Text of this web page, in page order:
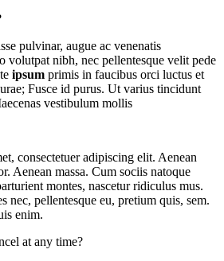
pulvinar, augue ac venenatis
volutpat nibh, nec pellentesque velit pede
ipsum primis in faucibus orci luctus et
Fusce id purus. Ut varius tincidunt
vestibulum mollis
consectetuer adipiscing elit. Aenean
Aenean massa. Cum sociis natoque
montes, nascetur ridiculus mus.
nec, pellentesque eu, pretium quis, sem.
enim.
at any time?